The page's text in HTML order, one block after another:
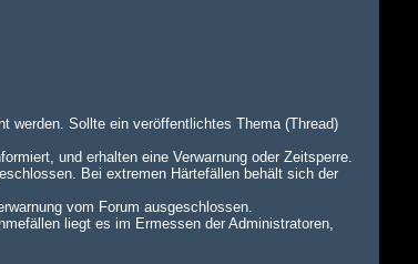
werden. Sollte ein veröffentlichtes Thema (Thread)
und erhalten eine Verwarnung oder Zeitsperre.
Bei extremen Härtefällen behält sich der
vom Forum ausgeschlossen.
liegt es im Ermessen der Administratoren,